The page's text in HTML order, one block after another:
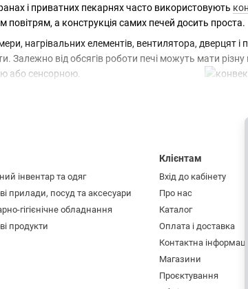
і приватних пекарнях часто використовують
а конструкція самих печей досить проста.
нагрівальних елементів, вентилятора, дверцят
Залежно від обсягів роботи печі можуть мати різну
або сенсорною.
перепади напруги, однак механічних ручок
а й простіша у ремонті.
конвекційну піч з механічним управлінням за
З такими печами ви завжди зможете
розстійні шафи.
інвентар та одяг
прилади, посуд та аксесуари
гігієнічне обладнання
продукти
Клієнтам
Вхід до кабінету
Про нас
Каталог
Оплата і доставка
Контактна інформація
Магазини
Проєктування